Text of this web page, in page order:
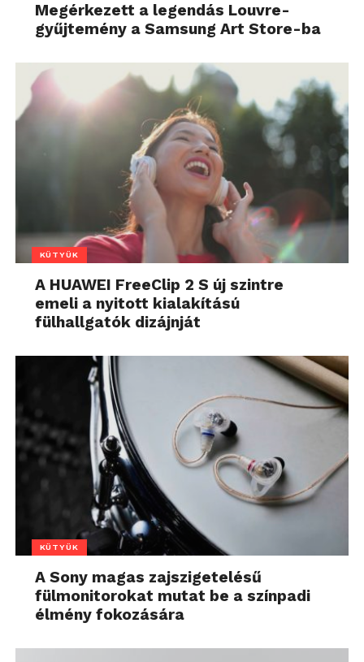
Megérkezett a legendás Louvre-
gyűjtemény a Samsung Art Store-ba
KÜTYÜK
A HUAWEI FreeClip 2 S új szintre
emeli a nyitott kialakítású
fülhallgatók dizájnját
KÜTYÜK
A Sony magas zajszigetelésű
fülmonitorokat mutat be a színpadi
élmény fokozására